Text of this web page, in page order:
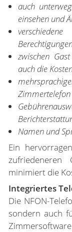
auch
einsehen und
zwischen
auch die
Zimmertelefon
Namen und
Ein
zufriedeneren
minimiert die
Integriertes
Die NFON-
sondern auch